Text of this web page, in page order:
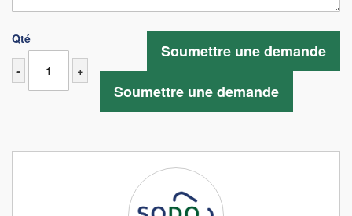
Qté
- +
Soumettre une demande
Soumettre une demande